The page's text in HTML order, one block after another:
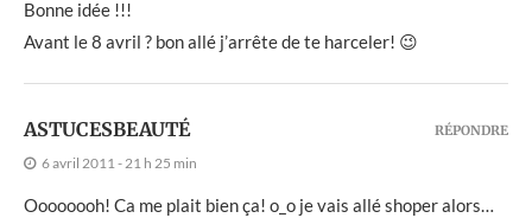
Bonne idée !!!
Avant le 8 avril ? bon allé j’arrête de te harceler! 😉
ASTUCESBEAUTÉ
6 avril 2011 - 21 h 25 min
Oooooooh! Ca me plait bien ça! o_o je vais allé shoper alors…
RÉPONDRE